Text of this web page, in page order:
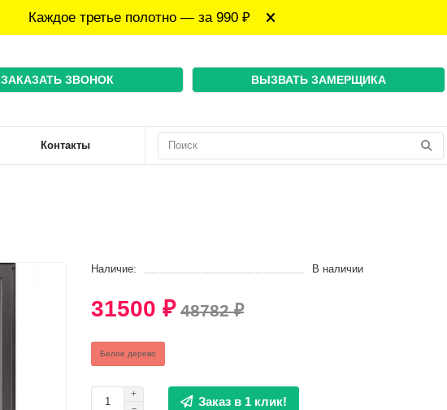
Каждое третье полотно — за 990 ₽
ЗАКАЗАТЬ ЗВОНОК ВЫЗВАТЬ ЗАМЕРЩИКА
Контакты
Наличие: В наличии
48782 ₽
31500 ₽
Белое дерево
Заказ в 1 клик!